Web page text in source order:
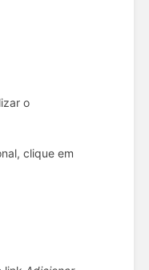
o
clique em